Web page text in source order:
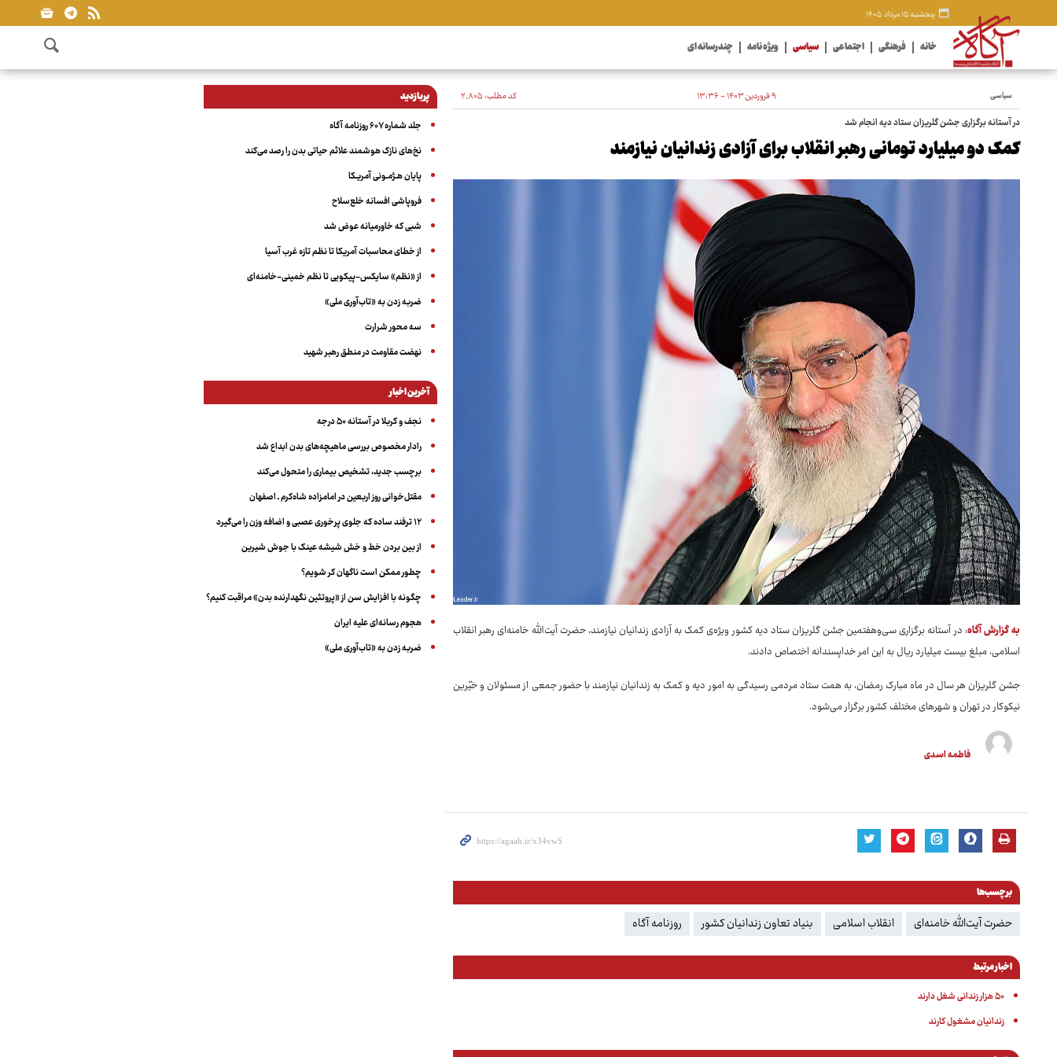
پنجشنبه ۱۵ مرداد ۱۴۰۵
خانه فرهنگی اجتماعی سیاسی ویژه نامه چندرسانه ای
سیاسی ۹ فروردین ۱۴۰۳ - ۱۳:۳۶ کد مطلب:۲٬۸۰۵
در آستانه برگزاری جشن گلریزان ستاد دیه انجام شد
کمک دو میلیارد تومانی رهبر انقلاب برای آزادی زندانیان نیازمند
به گزارش آگاه: در آستانه برگزاری سی‌وهفتمین جشن گلریزان ستاد دیه کشور ویژه‌ی کمک به آزادی زندانیان نیازمند، حضرت آیت‌الله خامنه‌ای رهبر انقلاب
اسلامی، مبلغ بیست میلیارد ریال به این امر خداپسندانه اختصاص دادند.
جشن گلریزان هر سال در ماه مبارک رمضان، به همت ستاد مردمی رسیدگی به امور دیه و کمک به زندانیان نیازمند با حضور جمعی از مسئولان و خیّرین
نیکوکار در تهران و شهرهای مختلف کشور برگزار می‌شود.
فاطمه اسدی
برچسب‌ها
حضرت آیت‌الله خامنه‌ای انقلاب اسلامی بنیاد تعاون زندانیان کشور روزنامه آگاه
اخبار مرتبط
۵۰ هزار زندانی شغل دارند
زندانیان مشغول کارند
پربازدید
جلد شماره ۶۰۷ روزنامه آگاه
نخ‌های نازک هوشمند علائم حیاتی بدن را رصد می‌کند
پایان هـژمـونی آمریـکا
فروپاشی افسانه خلع‌سلاح
شبی که خاورمیانه عوض شد
از خطای محاسبات آمریکا تا نظم تازه غرب آسیا
از «نظم» سایکس-پیکویی تا نظم خمینی-خامنه‌ای
ضربه زدن به «تاب‌آوری ملی»
سه‌ محور شرارت
نهضت مقاومت در منطق رهبر شهید
آخرین اخبار
نجف و کربلا در آستانه ۵۰ درجه
رادار مخصوص بررسی ماهیچه‌های بدن ابداع شد
برچسب جدید، تشخیص بیماری را متحول می‌کند
مقتل‌خوانی روز اربعین در امامزاده شاه‌کرم ـ اصفهان
۱۲ ترفند ساده که جلوی پرخوری عصبی و اضافه ‌وزن را می‌گیرد
از بین بردن خط و خش شیشه عینک با جوش شیرین
چطور ممکن است ناگهان کر شویم؟
چگونه با افزایش سن از «پروتئین نگهدارنده بدن» مراقبت کنیم؟
هجوم رسانه‌ای علیه ایران
ضربه زدن به «تاب‌آوری ملی»